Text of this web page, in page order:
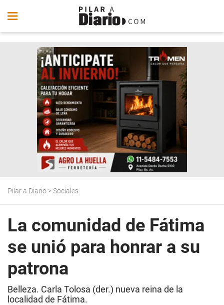
Pilar a Diario >Sociales
La comunidad de Fátima
se unió para honrar a su
patrona
Belleza. Carla Tolosa (der.) nueva reina de la
localidad de Fátima.